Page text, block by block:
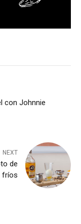
con Johnnie
NEXT
de
fríos